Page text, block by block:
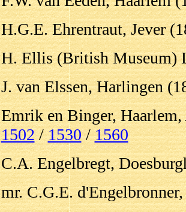
H.G.E. Ehrentraut, Jever
H. Ellis (British Museum)
J. van Elssen, Harlingen
Emrik en Binger,
1502/1530/1560
C.A. Engelbregt,
mr. C.G.E.